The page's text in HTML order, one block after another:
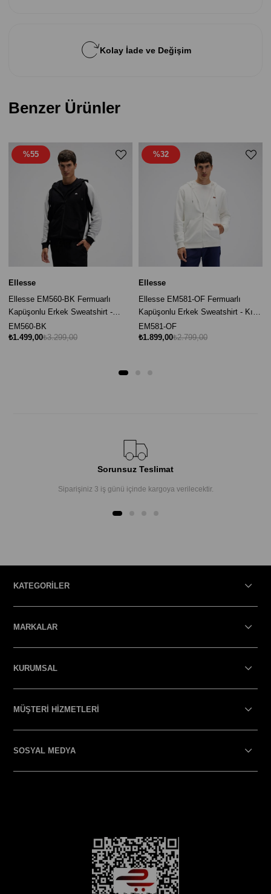
Kolay İade ve Değişim
Benzer Ürünler
Ellesse
Ellesse EM560-BK Fermuarlı
Kapüşonlu Erkek Sweatshirt -
Siyah
EM560-BK
₺1.499,00₺3.299,00
%55
Ellesse
Ellesse EM581-OF Fermuarlı
Kapüşonlu Erkek Sweatshirt - Kırık
Beyaz
EM581-OF
₺1.899,00₺2.799,00
%32
Sorunsuz Teslimat
Siparişiniz 3 iş günü içinde kargoya verilecektir.
KATEGORİLER
MARKALAR
KURUMSAL
MÜŞTERİ HİZMETLERİ
SOSYAL MEDYA